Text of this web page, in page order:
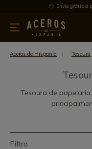
Envio grátis a
& Utensílios de cozinha
Aceros de Hispania Tesoura
Tesoura de
Filtro